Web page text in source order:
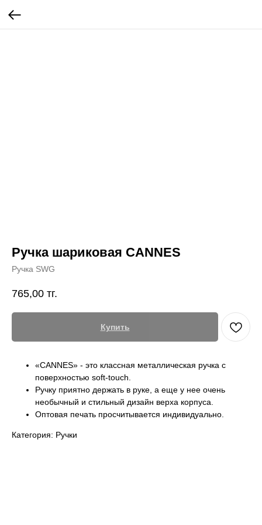
Ручка шариковая CANNES
Ручка SWG
765,00 тг.
Купить
«CANNES» - это классная металлическая ручка с
поверхностью soft-touch.
Ручку приятно держать в руке, а еще у нее очень
необычный и стильный дизайн верха корпуса.
Оптовая печать просчитывается индивидуально.
Категория: Ручки